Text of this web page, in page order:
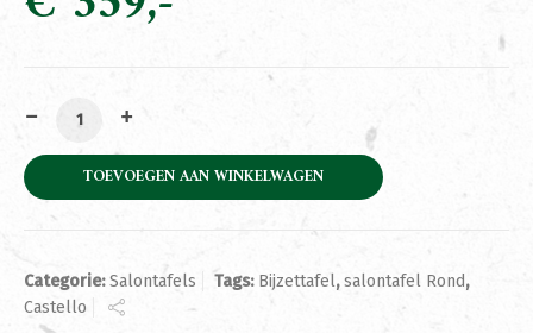
Bijzettafel Castello 49cm aantal
TOEVOEGEN AAN WINKELWAGEN
Categorie:Salontafels Tags: Bijzettafel,salontafel Rond,
Castello